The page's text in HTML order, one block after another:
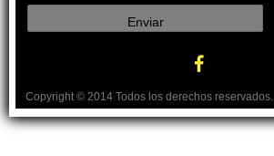
Enviar
Copyright © 2014 Todos los derechos reservados.